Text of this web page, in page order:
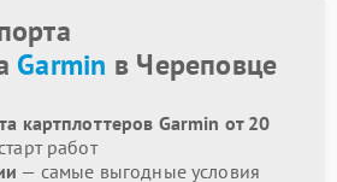
Garmin в Череповце
картплоттеров Garmin от 20
работ
— самые выгодные условия